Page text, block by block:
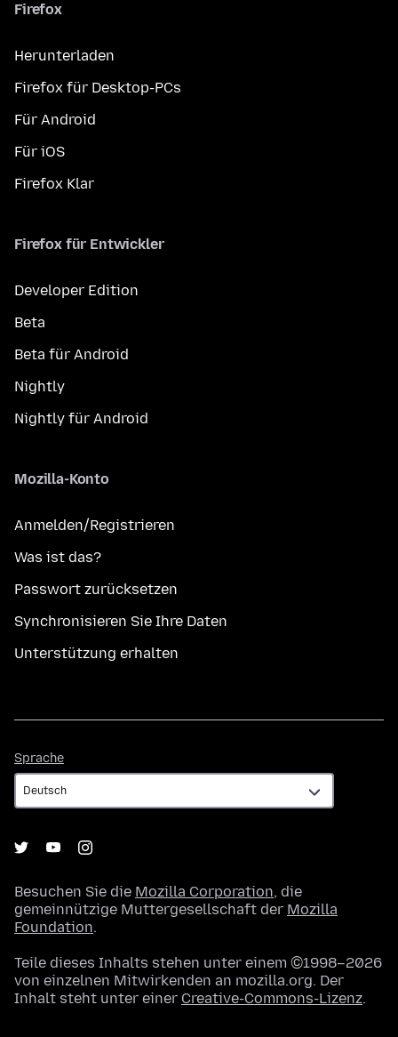
Firefox
Herunterladen
Firefox für Desktop-PCs
Für Android
Für iOS
Firefox Klar
Firefox für Entwickler
Developer Edition
Beta
Beta für Android
Nightly
Nightly für Android
Mozilla-Konto
Anmelden/Registrieren
Was ist das?
Passwort zurücksetzen
Synchronisieren Sie Ihre Daten
Unterstützung erhalten
Sprache
Besuchen Sie die Mozilla Corporation, die
gemeinnützige Muttergesellschaft der Mozilla
Foundation.
Teile dieses Inhalts stehen unter einem ©1998–2026
von einzelnen Mitwirkenden an mozilla.org. Der
Inhalt steht unter einer Creative-Commons-Lizenz.